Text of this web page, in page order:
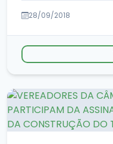
28/09/2018